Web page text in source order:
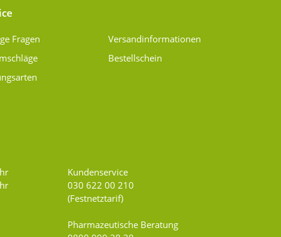
Fragen
Versand­informationen
Bestellschein
Kundenservice
030 622 00 210
(Festnetztarif)
Pharmazeutische Beratung